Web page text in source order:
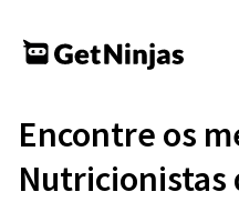
Encontre os
Nutricionistas